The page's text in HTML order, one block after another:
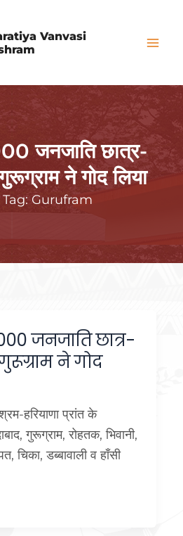
Vanvasi
जनजाति छात्र-
ने गोद लिया
Tag: Gurufram
जनजाति छात्र-
ने गोद
हरियाणा प्रांत के
गुरूग्राम, रोहतक, भिवानी,
चिका, डब्बावाली व हाँसी